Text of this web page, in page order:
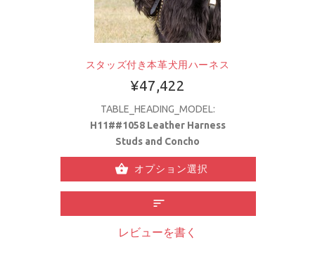
スタッズ付き本革犬用ハーネス
¥47,422
TABLE_HEADING_MODEL:
H11##1058 Leather Harness
Studs and Concho
オプション選択
レビューを書く